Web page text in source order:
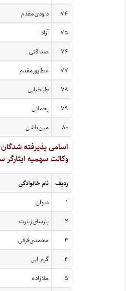
۷۴
داودی‌مقدم
۷۵
آزاد
۷۶
صداقتی
۷۷
عطاپور‌مقدم
۷۸
طباطبایی
۷۹
رحمانی
۸۰
مین‌باشی
اسامی پذیرفته شدگان
وکالت سهمیه ایثارگر سال
ردیف نام خانوادگی
۱
دیوان
۲
پارسای‌زیارت
۳
محمدی‌فرقی
۴
گرم ابی
۵
ملازاده